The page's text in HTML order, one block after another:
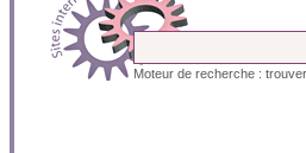
Moteur de recherche :